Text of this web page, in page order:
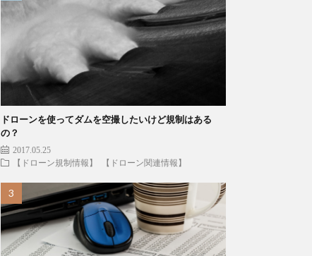
ドローンを使ってダムを空撮したいけど規制はある
の？
2017.05.25
【ドローン規制情報】
【ドローン関連情報】